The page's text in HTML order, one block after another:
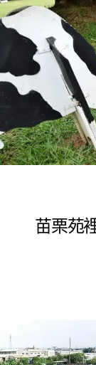
苗栗苑